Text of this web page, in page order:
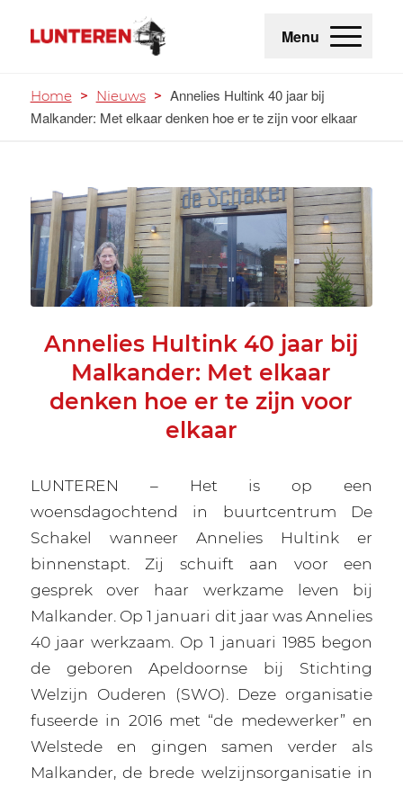
Menu
Home > Nieuws > Annelies Hultink 40 jaar bij
Malkander: Met elkaar denken hoe er te zijn voor elkaar
Annelies Hultink 40 jaar bij
Malkander: Met elkaar
denken hoe er te zijn voor
elkaar
LUNTEREN – Het is op een
woensdagochtend in buurtcentrum De
Schakel wanneer Annelies Hultink er
binnenstapt. Zij schuift aan voor een
gesprek over haar werkzame leven bij
Malkander. Op 1 januari dit jaar was Annelies
40 jaar werkzaam. Op 1 januari 1985 begon
de geboren Apeldoornse bij Stichting
Welzijn Ouderen (SWO). Deze organisatie
fuseerde in 2016 met “de medewerker” en
Welstede en gingen samen verder als
Malkander, de brede welzijnsorganisatie in